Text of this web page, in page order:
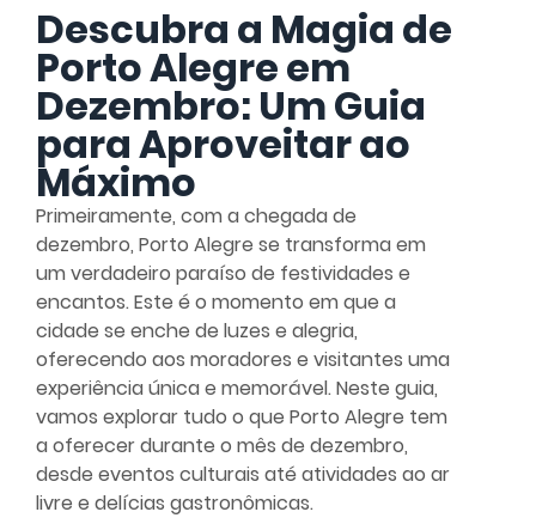
Descubra a Magia de
Porto Alegre em
Dezembro: Um Guia
para Aproveitar ao
Máximo
Primeiramente, com a chegada de
dezembro, Porto Alegre se transforma em
um verdadeiro paraíso de festividades e
encantos. Este é o momento em que a
cidade se enche de luzes e alegria,
oferecendo aos moradores e visitantes uma
experiência única e memorável. Neste guia,
vamos explorar tudo o que Porto Alegre tem
a oferecer durante o mês de dezembro,
desde eventos culturais até atividades ao ar
livre e delícias gastronômicas.